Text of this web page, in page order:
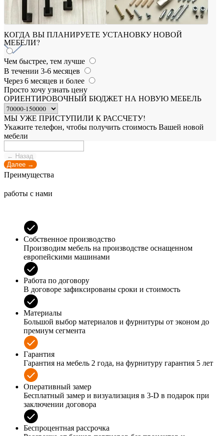
КОГДА ВЫ ПЛАНИРУЕТЕ УСТАНОВКУ НОВОЙ
МЕБЕЛИ?
Чем быстрее, тем лучше
В течении 3-6 месяцев
Через 6 месяцев и более
Просто хочу узнать цену
ОРИЕНТИРОВОЧНЫЙ БЮДЖЕТ НА НОВУЮ МЕБЕЛЬ
МЫ УЖЕ ПРИСТУПИЛИ К РАССЧЕТУ!
Укажите телефон, чтобы получить стоимость Вашей новой
мебели
← Назад
Далее →
Преимущества
работы с нами
Собственное производство
Производим мебель на производстве оснащенном
европейскими машинами
Работа по договору
В договоре зафиксированы сроки и стоимость
Материалы
Большой выбор материалов и фурнитуры от эконом до
премиум сегмента
Гарантия
Гарантия на мебель 2 года, на фурнитуру гарантия 5 лет
Оперативный замер
Бесплатный замер и визуализация в 3-D в подарок при
заключении договора
Беспроцентная рассрочка